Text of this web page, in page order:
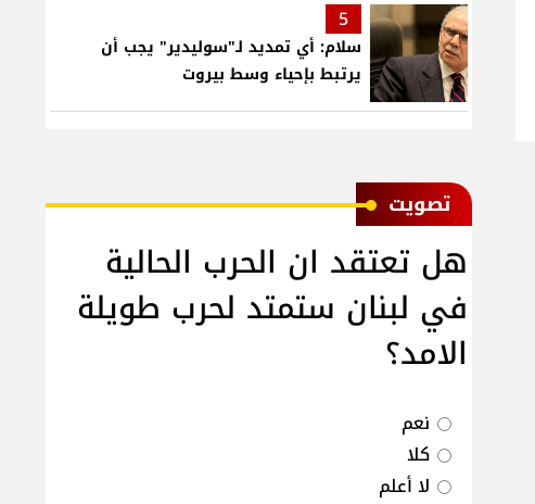
5
سلام: أي تمديد لـ"سوليدير" يجب أن
يرتبط بإحياء وسط بيروت
ﺗﺼﻮﻳﺖ
هل تعتقد ان الحرب الحالية
في لبنان ستمتد لحرب طويلة
الامد؟
نعم
كلا
لا أعلم